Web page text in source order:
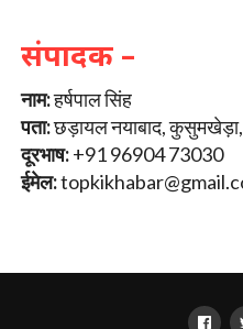
संपादक –
नाम:हर्षपाल सिंह
पता:छड़ायल नयाबाद, कुसुमखेड़ा,
दूरभाष:+91 96904 73030
ईमेल: